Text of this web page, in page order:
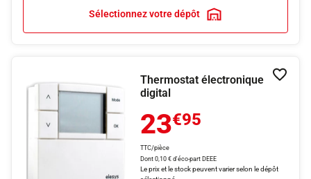
Sélectionnez votre dépôt
Thermostat électronique
digital
23€95
TTC/pièce
Dont 0,10 € d'éco-part DEEE
Le prix et le stock peuvent varier selon le dépôt